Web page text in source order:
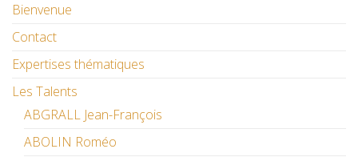
Bienvenue
Contact
Expertises thématiques
Les Talents
ABGRALL Jean-François
ABOLIN Roméo